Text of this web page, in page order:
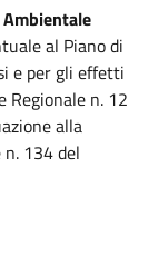
al Piano di
e per gli effetti
Regionale n. 12
alla
134 del